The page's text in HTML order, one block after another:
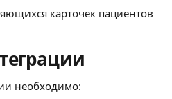
карточек пациентов
необходимо: